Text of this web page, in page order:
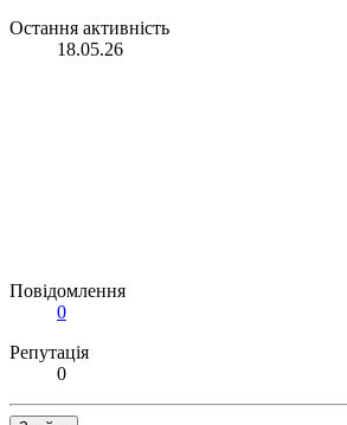
Остання активність
18.05.26
Повідомлення
0
Репутація
0